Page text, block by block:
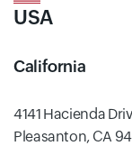
USA
California
4141 Hacienda
Pleasanton, CA